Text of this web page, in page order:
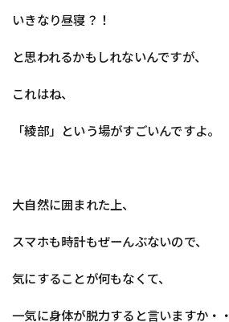
いきなり昼寝？！
と思われるかもしれないんですが、
これはね、
「綾部」という場がすごいんですよ。
大自然に囲まれた上、
スマホも時計もぜーんぶないので、
気にすることが何もなくて、
一気に身体が脱力すると言いますか・・